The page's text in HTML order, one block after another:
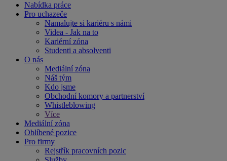
Nabídka práce
Pro uchazeče
Namalujte si kariéru s námi
Videa - Jak na to
Kariérní zóna
Studenti a absolventi
O nás
Mediální zóna
Náš tým
Kdo jsme
Obchodní komory a partnerství
Whistleblowing
Více
Mediální zóna
Oblíbené pozice
Pro firmy
Rejstřík pracovních pozic